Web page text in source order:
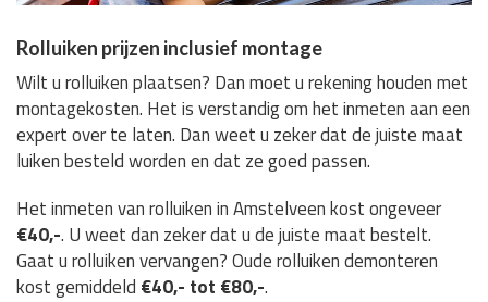
Rolluiken prijzen inclusief montage
Wilt u rolluiken plaatsen? Dan moet u rekening houden met
montagekosten. Het is verstandig om het inmeten aan een
expert over te laten. Dan weet u zeker dat de juiste maat
luiken besteld worden en dat ze goed passen.
Het inmeten van rolluiken in Amstelveen kost ongeveer
€40,-. U weet dan zeker dat u de juiste maat bestelt.
Gaat u rolluiken vervangen? Oude rolluiken demonteren
kost gemiddeld €40,- tot €80,-.